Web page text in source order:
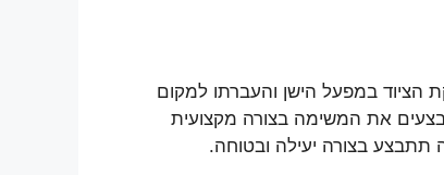
במפעל הישן והעברתו למקום
את המשימה בצורה מקצועית
תתבצע בצורה יעילה ובטוחה.